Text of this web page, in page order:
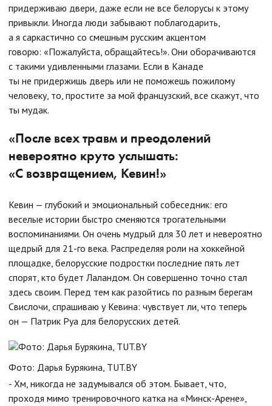
придерживаю двери, даже если не все белорусы к этому
привыкли. Иногда люди забывают поблагодарить,
а я саркастично со смешным русским акцентом
говорю: «Пожалуйста, обращайтесь!». Они оборачиваются
с такими удивленными глазами. Если в Канаде
ты не придержишь дверь или не поможешь пожилому
человеку, то, простите за мой французский, все скажут, что
ты мудак.
«После всех травм и преодолений
невероятно круто услышать:
«С возвращением, Кевин!»
Кевин — глубокий и эмоциональный собеседник: его
веселые истории быстро сменяются трогательными
воспоминаниями. Он очень мудрый для 30 лет и невероятно
щедрый для 21-го века. Распределяя роли на хоккейной
площадке, белорусские подростки последние пять лет
спорят, кто будет Лаландом. Он совершенно точно стал
здесь своим. Перед тем как разойтись по разным берегам
Свислочи, спрашиваю у Кевина: чувствует ли, что теперь
он — Патрик Руа для белорусских детей.
Фото: Дарья Бурякина, TUT.BY
- Хм, никогда не задумывался об этом. Бывает, что,
проходя мимо тренировочного катка на «Минск-Арене»,